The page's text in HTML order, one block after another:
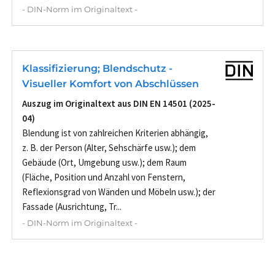
- DIN-Norm im Originaltext -
Klassifizierung; Blendschutz -
Visueller Komfort von Abschlüssen
Auszug im Originaltext aus DIN EN 14501 (2025-
04)
Blendung ist von zahlreichen Kriterien abhängig,
z. B. der Person (Alter, Sehschärfe usw.); dem
Gebäude (Ort, Umgebung usw.); dem Raum
(Fläche, Position und Anzahl von Fenstern,
Reflexionsgrad von Wänden und Möbeln usw.); der
Fassade (Ausrichtung, Tr...
- DIN-Norm im Originaltext -